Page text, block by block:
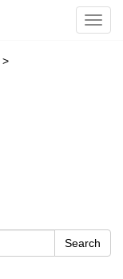
>
Search